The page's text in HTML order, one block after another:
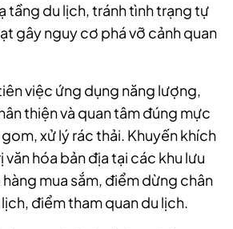
tầng du lịch, tránh tình trạng tự
gây nguy cơ phá vỡ cảnh quan
việc ứng dụng năng lượng,
thiện và quan tâm đúng mực
xử lý rác thải. Khuyến khích
hóa bản địa tại các khu lưu
mua sắm, điểm dừng chân
điểm tham quan du lịch.